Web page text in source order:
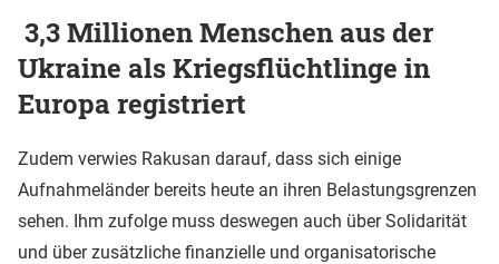
3,3 Millionen Menschen aus der
Ukraine als Kriegsflüchtlinge in
Europa registriert
Zudem verwies Rakusan darauf, dass sich einige
Aufnahmeländer bereits heute an ihren Belastungsgrenzen
sehen. Ihm zufolge muss deswegen auch über Solidarität
und über zusätzliche finanzielle und organisatorische